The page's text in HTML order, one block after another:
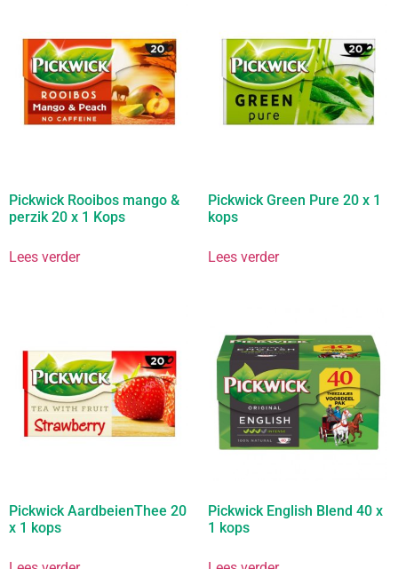
Pickwick Rooibos mango &
perzik 20 x 1 Kops
Lees verder
Pickwick Green Pure 20 x 1
kops
Lees verder
Pickwick AardbeienThee 20
x 1 kops
Pickwick English Blend 40 x
1 kops